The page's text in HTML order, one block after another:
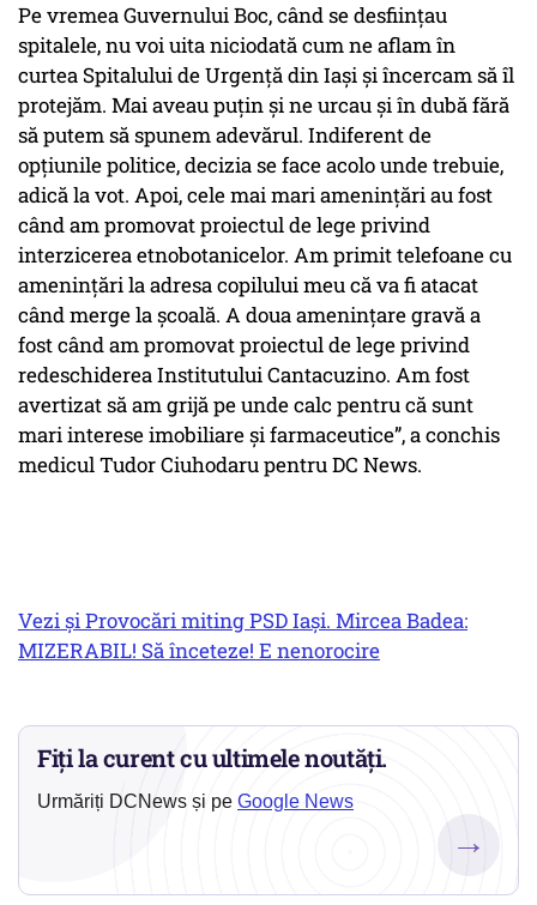
Pe vremea Guvernului Boc, când se desființau
spitalele, nu voi uita niciodată cum ne aflam în
curtea Spitalului de Urgență din Iași și încercam să îl
protejăm. Mai aveau puțin și ne urcau și în dubă fără
să putem să spunem adevărul. Indiferent de
opțiunile politice, decizia se face acolo unde trebuie,
adică la vot. Apoi, cele mai mari amenințări au fost
când am promovat proiectul de lege privind
interzicerea etnobotanicelor. Am primit telefoane cu
amenințări la adresa copilului meu că va fi atacat
când merge la școală. A doua amenințare gravă a
fost când am promovat proiectul de lege privind
redeschiderea Institutului Cantacuzino. Am fost
avertizat să am grijă pe unde calc pentru că sunt
mari interese imobiliare și farmaceutice”,a conchis
medicul Tudor Ciuhodaru pentru DC News.
Vezi șiProvocări miting PSD Iași. Mircea Badea:
MIZERABIL! Să înceteze! E nenorocire
Fiți la curent cu ultimele noutăți.
Urmăriți DCNews și pe Google News
→